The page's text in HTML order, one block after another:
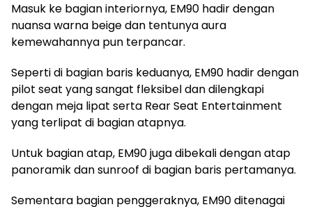
Masuk ke bagian interiornya, EM90 hadir dengan
nuansa warna beige dan tentunya aura
kemewahannya pun terpancar.
Seperti di bagian baris keduanya, EM90 hadir dengan
pilot seat yang sangat fleksibel dan dilengkapi
dengan meja lipat serta Rear Seat Entertainment
yang terlipat di bagian atapnya.
Untuk bagian atap, EM90 juga dibekali dengan atap
panoramik dan sunroof di bagian baris pertamanya.
Sementara bagian penggeraknya, EM90 ditenagai